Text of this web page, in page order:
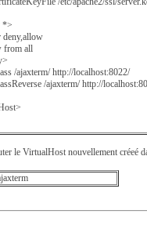
*>
all
/ajaxterm/ http://localhost:8022/
/ajaxterm/ http://
le VirtualHost nouvellement créeé